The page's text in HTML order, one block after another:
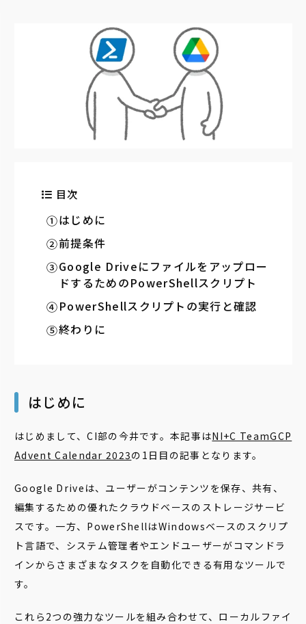
目次
はじめに
前提条件
Google Driveにファイルをアップロー
ドするためのPowerShellスクリプト
PowerShellスクリプトの実行と確認
終わりに
はじめに
はじめまして、CI部の今井です。本記事はNI+C TeamGCP
Advent Calendar 2023の1日目の記事となります。
Google Driveは、ユーザーがコンテンツを保存、共有、
編集するための優れたクラウドベースのストレージサービ
スです。一方、PowerShellはWindowsベースのスクリプ
ト言語で、システム管理者やエンドユーザーがコマンドラ
インからさまざまなタスクを自動化できる有用なツールで
す。
これら2つの強力なツールを組み合わせて、ローカルファイ